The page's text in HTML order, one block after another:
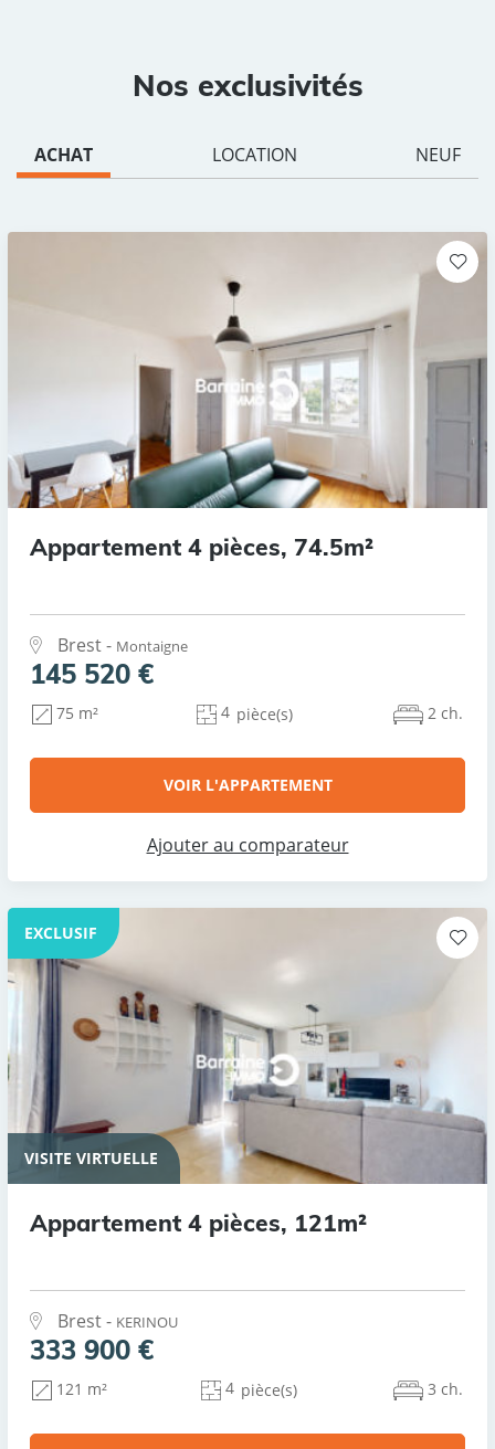
Nos exclusivités
ACHAT LOCATION NEUF
Appartement 4 pièces, 74.5m²
Brest - Montaigne
145 520 €
75 m² 4 pièce(s) 2 ch.
VOIR L'APPARTEMENT
Ajouter au comparateur
EXCLUSIF
VISITE VIRTUELLE
Appartement 4 pièces, 121m²
Brest - KERINOU
333 900 €
121 m² 4 pièce(s) 3 ch.